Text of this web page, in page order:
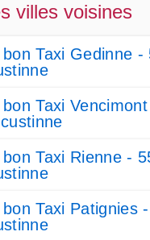
villes voisines
Taxi Gedinne -
Taxi
Taxi Rienne -
Taxi Patignies